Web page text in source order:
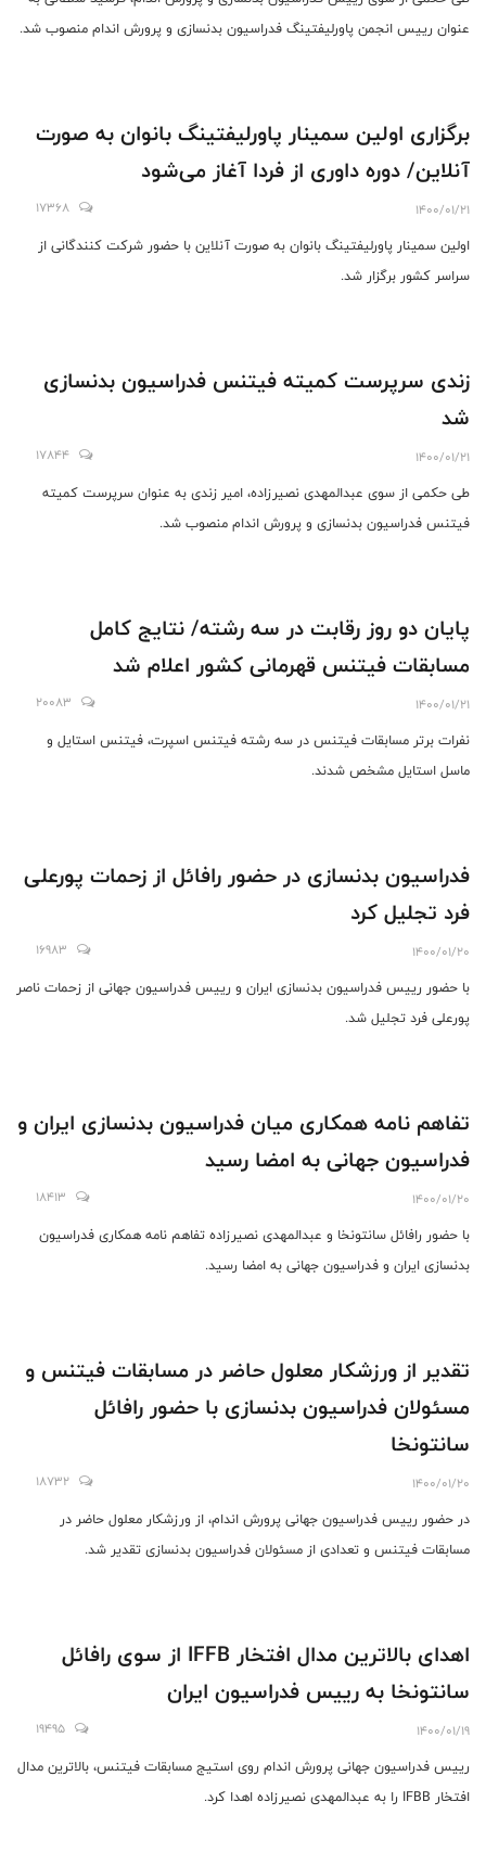
عنوان رییس انجمن پاورلیفتینگ فدراسیون بدنسازی و پرورش اندام منصوب شد.
برگزاری اولین سمینار پاورلیفتینگ بانوان به صورت
آنلاین/ دوره داوری از فردا آغاز می‌شود
1400/01/21
17368
اولین سمینار پاورلیفتینگ بانوان به صورت آنلاین با حضور شرکت کنندگانی از
سراسر کشور برگزار شد.
زندی سرپرست کمیته فیتنس فدراسیون بدنسازی
شد
1400/01/21
17844
طی حکمی از سوی عبدالمهدی نصیرزاده، امیر زندی به عنوان سرپرست کمیته
فیتنس فدراسیون بدنسازی و پرورش اندام منصوب شد.
پایان دو روز رقابت در سه رشته/ نتایج کامل
مسابقات فیتنس قهرمانی کشور اعلام شد
1400/01/21
20083
نفرات برتر مسابقات فیتنس در سه رشته فیتنس اسپرت، فیتنس استایل و
ماسل استایل مشخص شدند.
فدراسیون بدنسازی در حضور رافائل از زحمات پورعلی
فرد تجلیل کرد
1400/01/20
16983
با حضور رییس فدراسیون بدنسازی ایران و رییس فدراسیون جهانی از زحمات ناصر
پورعلی فرد تجلیل شد.
تفاهم نامه همکاری میان فدراسیون بدنسازی ایران و
فدراسیون جهانی به امضا رسید
1400/01/20
18413
با حضور رافائل سانتونخا و عبدالمهدی نصیرزاده تفاهم نامه همکاری فدراسیون
بدنسازی ایران و فدراسیون جهانی به امضا رسید.
تقدیر از ورزشکار معلول حاضر در مسابقات فیتنس و
مسئولان فدراسیون بدنسازی با حضور رافائل
سانتونخا
1400/01/20
18732
در حضور رییس فدراسیون جهانی پرورش اندام، از ورزشکار معلول حاضر در
مسابقات فیتنس و تعدادی از مسئولان فدراسیون بدنسازی تقدیر شد.
اهدای بالاترین مدال افتخار IFFB از سوی رافائل
سانتونخا به رییس فدراسیون ایران
1400/01/19
19495
رییس فدراسیون جهانی پرورش اندام روی استیج مسابقات فیتنس، بالاترین مدال
افتخار IFBB را به عبدالمهدی نصیرزاده اهدا کرد.